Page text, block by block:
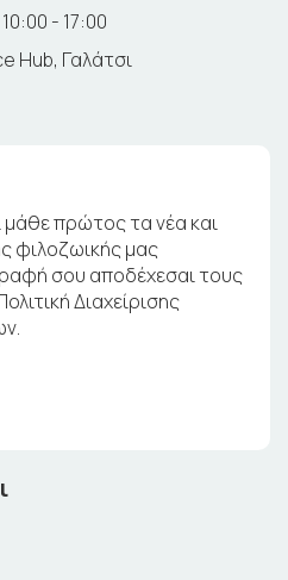
- 17:00
Hub, Γαλάτσι
πρώτος τα νέα και
φιλοζωικής μας
σου αποδέχεσαι τους
Διαχείρισης